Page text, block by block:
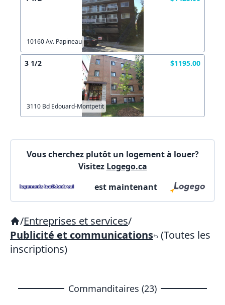
10160 Av. Papineau
3 1/2 $1195.00
3110 Bd Edouard-Montpetit
Vous cherchez plutôt un logement à louer?
Visitez Logego.ca
est maintenant
/Entreprises et services/
Publicité et communications (Toutes les
inscriptions)
Commanditaires (23)
Commentaires:
X Fermer Envoyez
Commentaires:
Lien vers inscription (sera inclus dans courriel)
Copier lien
X Fermer Envoyez
Connectez-vous
Créer un compte